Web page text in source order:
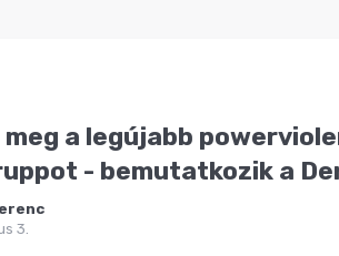
meg a legújabb
- bemutatkozik a
3.